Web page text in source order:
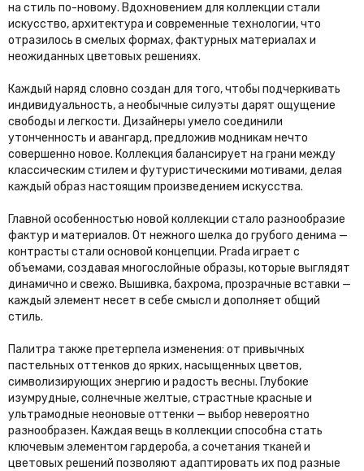
на стиль по-новому. Вдохновением для коллекции стали
искусство, архитектура и современные технологии, что
отразилось в смелых формах, фактурных материалах и
неожиданных цветовых решениях.
Каждый наряд словно создан для того, чтобы подчеркивать
индивидуальность, а необычные силуэты дарят ощущение
свободы и легкости. Дизайнеры умело соединили
утонченность и авангард, предложив модникам нечто
совершенно новое. Коллекция балансирует на грани между
классическим стилем и футуристическими мотивами, делая
каждый образ настоящим произведением искусства.
Главной особенностью новой коллекции стало разнообразие
фактур и материалов. От нежного шелка до грубого денима —
контрасты стали основой концепции. Prada играет с
объемами, создавая многослойные образы, которые выглядят
динамично и свежо. Вышивка, бахрома, прозрачные вставки —
каждый элемент несет в себе смысл и дополняет общий
стиль.
Палитра также претерпела изменения: от привычных
пастельных оттенков до ярких, насыщенных цветов,
символизирующих энергию и радость весны. Глубокие
изумрудные, солнечные желтые, страстные красные и
ультрамодные неоновые оттенки — выбор невероятно
разнообразен. Каждая вещь в коллекции способна стать
ключевым элементом гардероба, а сочетания тканей и
цветовых решений позволяют адаптировать их под разные